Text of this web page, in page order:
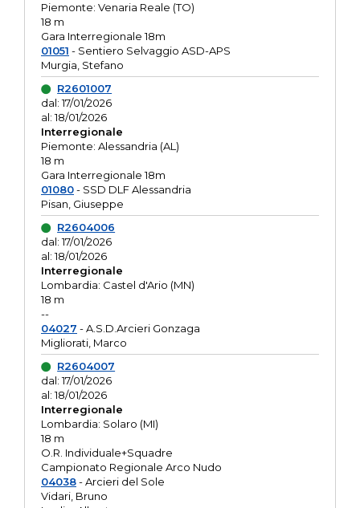
Piemonte: Venaria Reale (TO)
18 m
Gara Interregionale 18m
01051 - Sentiero Selvaggio ASD-APS
Murgia, Stefano
R2601007
dal: 17/01/2026
al: 18/01/2026
Interregionale
Piemonte: Alessandria (AL)
18 m
Gara Interregionale 18m
01080- SSD DLF Alessandria
Pisan, Giuseppe
R2604006
dal: 17/01/2026
al: 18/01/2026
Interregionale
Lombardia: Castel d'Ario (MN)
18 m
--
04027 - A.S.D.Arcieri Gonzaga
Migliorati, Marco
R2604007
dal: 17/01/2026
al: 18/01/2026
Interregionale
Lombardia: Solaro (MI)
18 m
O.R. Individuale+Squadre
Campionato Regionale Arco Nudo
04038- Arcieri del Sole
Vidari, Bruno